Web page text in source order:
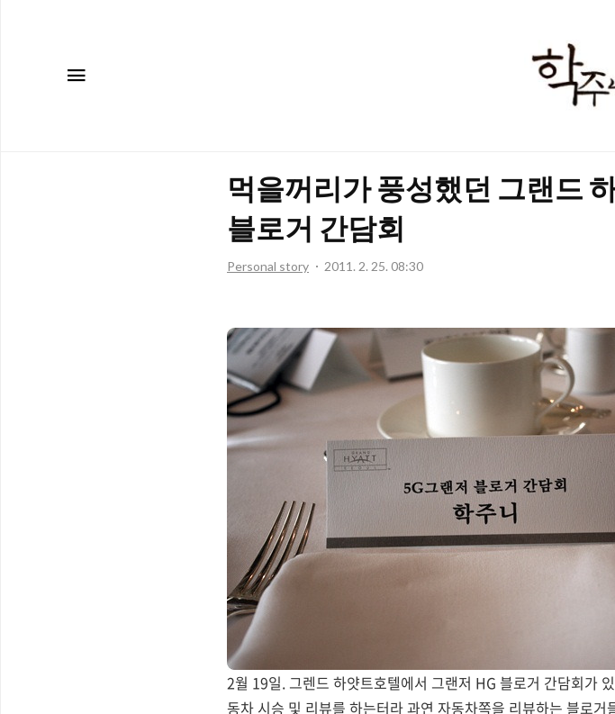
먹을꺼리가 풍성했던 그랜드
블로거 간담회
Personal story 2011. 2. 25. 08:30
2월 19일. 그렌드 하얏트호텔에서 그랜저 HG 블로거 간담회가
동차 시승 및 리뷰를 하는터라 과연 자동차쪽을 리뷰하는 블로